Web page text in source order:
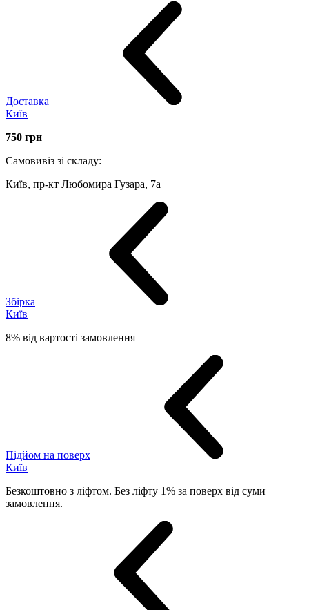
Доставка
Київ
750 грн
Самовивіз зі складу:
Київ, пр-кт Любомира Гузара, 7а
Збірка
Київ
8% від вартості замовлення
Підйом на поверх
Київ
Безкоштовно з ліфтом. Без ліфту 1% за поверх від суми
замовлення.